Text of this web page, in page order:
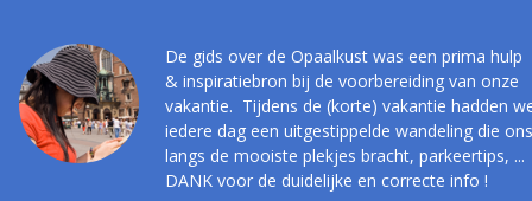
De gids over de Opaalkust was een prima hulp
& inspiratiebron bij de voorbereiding van onze
vakantie. Tijdens de (korte) vakantie hadden
iedere dag een uitgestippelde wandeling die ons
langs de mooiste plekjes bracht, parkeertips, ...
DANK voor de duidelijke en correcte info !